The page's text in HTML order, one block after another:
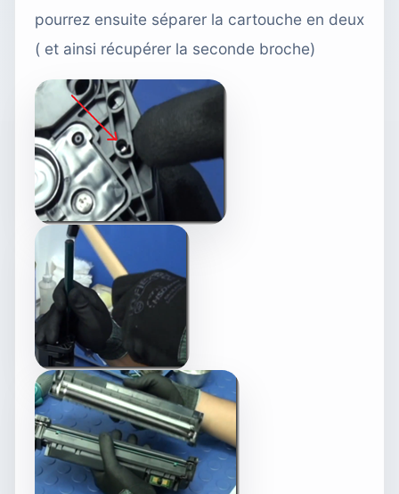
pourrez ensuite séparer la cartouche en deux
( et ainsi récupérer la seconde broche)